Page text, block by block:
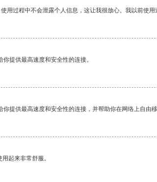
用过程中不会泄露个人信息，这让我很放心。我以前使
提供最高速度和安全性的连接。
提供最高速度和安全性的连接，并帮助你在网络上自由移
起来非常舒服。